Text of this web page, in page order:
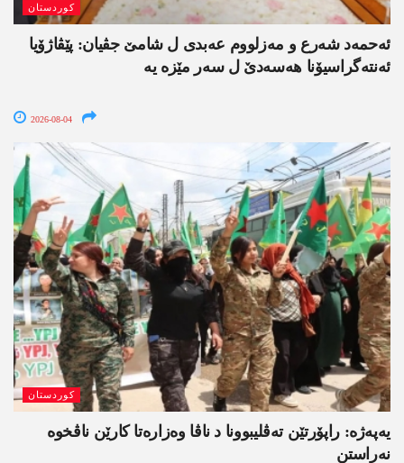
کوردستان
ئەحمەد شەرع و مەزلووم عەبدی ل شامێ جڤیان: پێڤاژۆیا
ئەنتەگراسیۆنا ھەسەدێ ل سەر مێزە یە
2026-08-04
کوردستان
یەپەژە: راپۆرتێن تەڤلیبوونا د ناڤا وەزارەتا کارێن ناڤخوە
نەراستن